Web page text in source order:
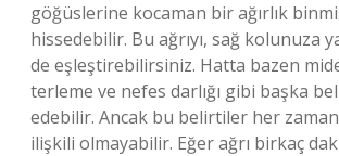
göğüslerine kocaman bir ağırlık
hissedebilir. Bu ağrıyı, sağ kolunuza
de eşleştirebilirsiniz. Hatta bazen
terleme ve nefes darlığı gibi başka
edebilir. Ancak bu belirtiler her
ilişkili olmayabilir. Eğer ağrı birkaç